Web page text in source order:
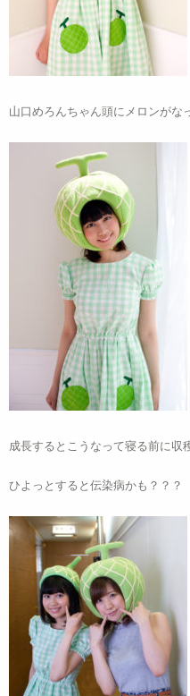
山口めろんちゃん頭にメロンがな
成長するとこうなって寝る前に収
ひよっとすると伝染病かも？？？